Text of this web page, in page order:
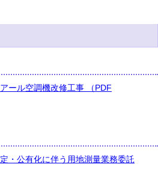
ール空調機改修工事 （PDF
・公有化に伴う用地測量業務委託